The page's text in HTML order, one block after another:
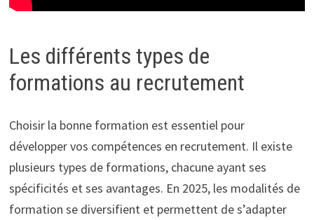
Les différents types de
formations au recrutement
Choisir la bonne formation est essentiel pour
développer vos compétences en recrutement. Il existe
plusieurs types de formations, chacune ayant ses
spécificités et ses avantages. En 2025, les modalités de
formation se diversifient et permettent de s’adapter